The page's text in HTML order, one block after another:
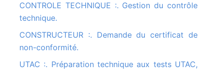
CONTROLE TECHNIQUE :. Gestion du contrôle
technique.
CONSTRUCTEUR :. Demande du certificat de
non-conformité.
UTAC :. Préparation technique aux tests UTAC,